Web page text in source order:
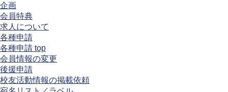
企画
会員特典
求人について
各種申請
各種申請 top
会員情報の変更
後援申請
校友活動情報の掲載依頼